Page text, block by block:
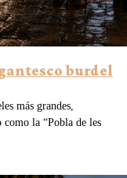
burdel
más grandes,
la “Pobla de les